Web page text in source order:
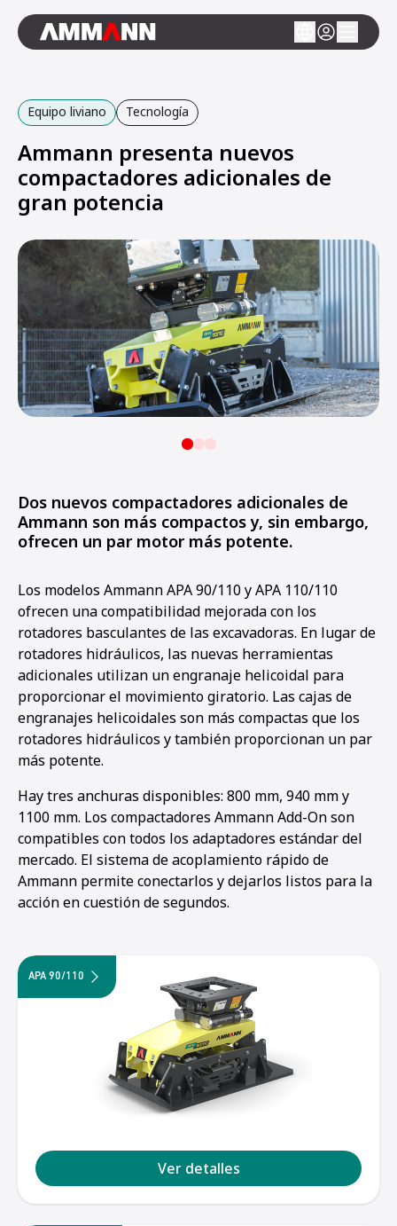
Equipo liviano Tecnología
Ammann presenta nuevos
compactadores adicionales de
gran potencia
123
Dos nuevos compactadores adicionales de
Ammann son más compactos y, sin embargo,
ofrecen un par motor más potente.
Los modelos Ammann APA 90/110 y APA 110/110
ofrecen una compatibilidad mejorada con los
rotadores basculantes de las excavadoras. En lugar de
rotadores hidráulicos, las nuevas herramientas
adicionales utilizan un engranaje helicoidal para
proporcionar el movimiento giratorio. Las cajas de
engranajes helicoidales son más compactas que los
rotadores hidráulicos y también proporcionan un par
más potente.
Hay tres anchuras disponibles: 800 mm, 940 mm y
1100 mm. Los compactadores Ammann Add-On son
compatibles con todos los adaptadores estándar del
mercado. El sistema de acoplamiento rápido de
Ammann permite conectarlos y dejarlos listos para la
acción en cuestión de segundos.
APA 90/110
Ver detalles